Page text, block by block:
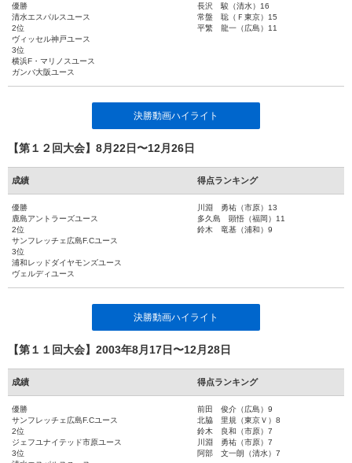
優勝
清水エスパルスユース
2位
ヴィッセル神戸ユース
3位
横浜F・マリノスユース
ガンバ大阪ユース
長沢 駿（清水）16
常盤 聡（Ｆ東京）15
平繁 龍一（広島）11
決勝動画ハイライト
【第１２回大会】8月22日〜12月26日
成績 得点ランキング
優勝
鹿島アントラーズユース
2位
サンフレッチェ広島F.Cユース
3位
浦和レッドダイヤモンズユース
ヴェルディユース
川淵 勇祐（市原）13
多久島 顕悟（福岡）11
鈴木 竜基（浦和）9
決勝動画ハイライト
【第１１回大会】2003年8月17日〜12月28日
成績 得点ランキング
優勝
サンフレッチェ広島F.Cユース
2位
ジェフユナイテッド市原ユース
3位
前田 俊介（広島）9
北脇 里規（東京Ｖ）8
鈴木 良和（市原）7
川淵 勇祐（市原）7
阿部 文一朗（清水）7